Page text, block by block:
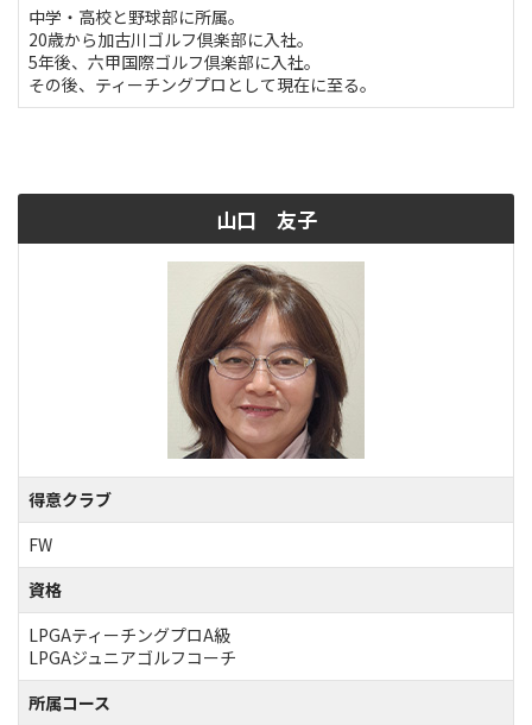
中学・高校と野球部に所属。
20歳から加古川ゴルフ倶楽部に入社。
5年後、六甲国際ゴルフ倶楽部に入社。
その後、ティーチングプロとして現在に至る。
山口 友子
得意クラブ
FW
資格
LPGAティーチングプロA級
LPGAジュニアゴルフコーチ
所属コース